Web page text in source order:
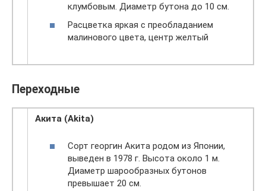
клумбовым. Диаметр бутона до 10 см.
Расцветка яркая с преобладанием
малинового цвета, центр желтый
Переходные
Акита (Akita)
Сорт георгин Акита родом из Японии,
выведен в 1978 г. Высота около 1 м.
Диаметр шарообразных бутонов
превышает 20 см.